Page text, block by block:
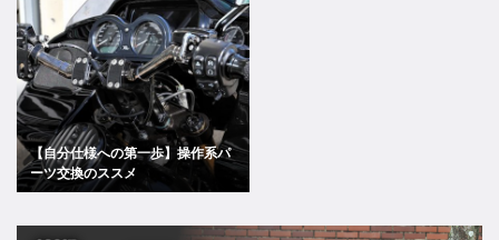
【自分仕様への第一歩】操作系パ
ーツ交換のススメ